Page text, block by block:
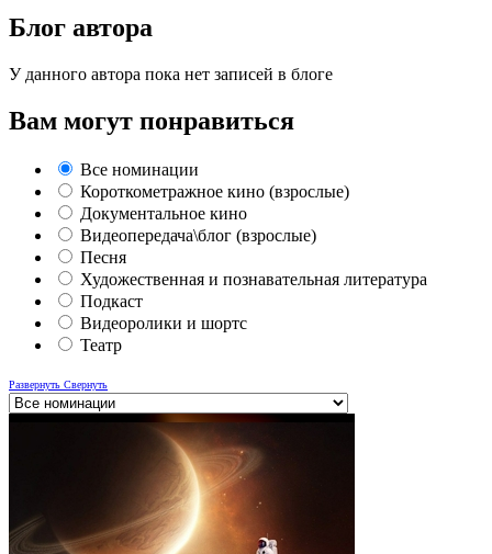
Блог автора
У данного автора пока нет записей в блоге
Вам могут понравиться
Все номинации
Короткометражное кино (взрослые)
Документальное кино
Видеопередача\блог (взрослые)
Песня
Художественная и познавательная литература
Подкаст
Видеоролики и шортс
Театр
Развернуть Свернуть